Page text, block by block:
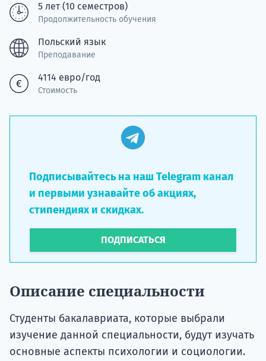
5 лет (10 семестров)
Продолжительность обучения
Польский язык
Преподавание
4114 евро/год
Стоимость
Подписывайтесь на наш Telegram канал
и первыми узнавайте об акциях,
стипендиях и скидках.
ПОДПИСАТЬСЯ
Описание специальности
Студенты бакалавриата, которые выбрали
изучение данной специальности, будут изучать
основные аспекты психологии и социологии.